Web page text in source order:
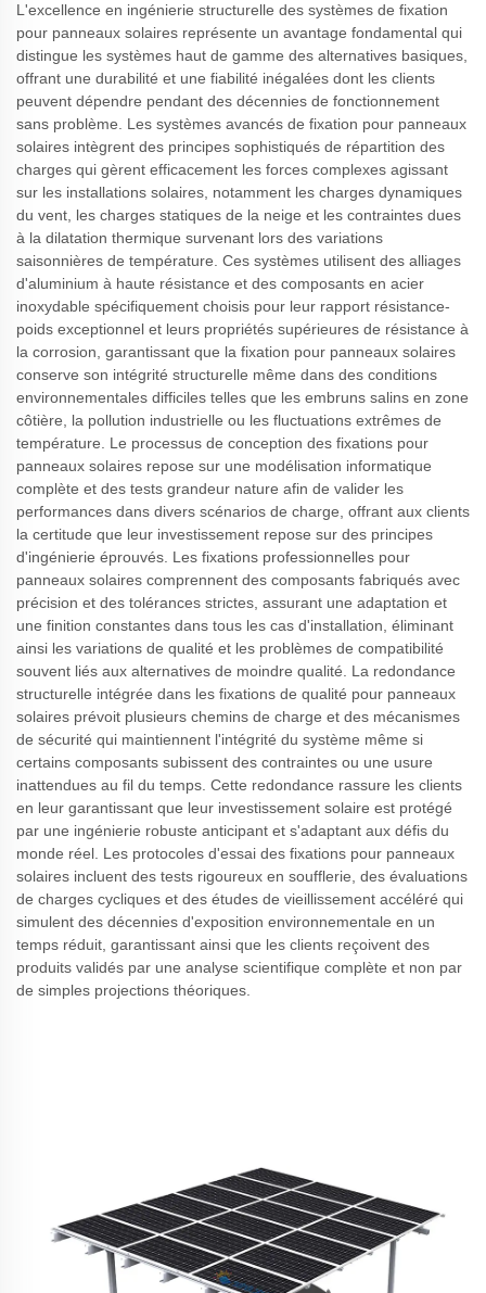
L'excellence en ingénierie structurelle des systèmes de fixation
pour panneaux solaires représente un avantage fondamental qui
distingue les systèmes haut de gamme des alternatives basiques,
offrant une durabilité et une fiabilité inégalées dont les clients
peuvent dépendre pendant des décennies de fonctionnement
sans problème. Les systèmes avancés de fixation pour panneaux
solaires intègrent des principes sophistiqués de répartition des
charges qui gèrent efficacement les forces complexes agissant
sur les installations solaires, notamment les charges dynamiques
du vent, les charges statiques de la neige et les contraintes dues
à la dilatation thermique survenant lors des variations
saisonnières de température. Ces systèmes utilisent des alliages
d'aluminium à haute résistance et des composants en acier
inoxydable spécifiquement choisis pour leur rapport résistance-
poids exceptionnel et leurs propriétés supérieures de résistance à
la corrosion, garantissant que la fixation pour panneaux solaires
conserve son intégrité structurelle même dans des conditions
environnementales difficiles telles que les embruns salins en zone
côtière, la pollution industrielle ou les fluctuations extrêmes de
température. Le processus de conception des fixations pour
panneaux solaires repose sur une modélisation informatique
complète et des tests grandeur nature afin de valider les
performances dans divers scénarios de charge, offrant aux clients
la certitude que leur investissement repose sur des principes
d'ingénierie éprouvés. Les fixations professionnelles pour
panneaux solaires comprennent des composants fabriqués avec
précision et des tolérances strictes, assurant une adaptation et
une finition constantes dans tous les cas d'installation, éliminant
ainsi les variations de qualité et les problèmes de compatibilité
souvent liés aux alternatives de moindre qualité. La redondance
structurelle intégrée dans les fixations de qualité pour panneaux
solaires prévoit plusieurs chemins de charge et des mécanismes
de sécurité qui maintiennent l'intégrité du système même si
certains composants subissent des contraintes ou une usure
inattendues au fil du temps. Cette redondance rassure les clients
en leur garantissant que leur investissement solaire est protégé
par une ingénierie robuste anticipant et s'adaptant aux défis du
monde réel. Les protocoles d'essai des fixations pour panneaux
solaires incluent des tests rigoureux en soufflerie, des évaluations
de charges cycliques et des études de vieillissement accéléré qui
simulent des décennies d'exposition environnementale en un
temps réduit, garantissant ainsi que les clients reçoivent des
produits validés par une analyse scientifique complète et non par
de simples projections théoriques.